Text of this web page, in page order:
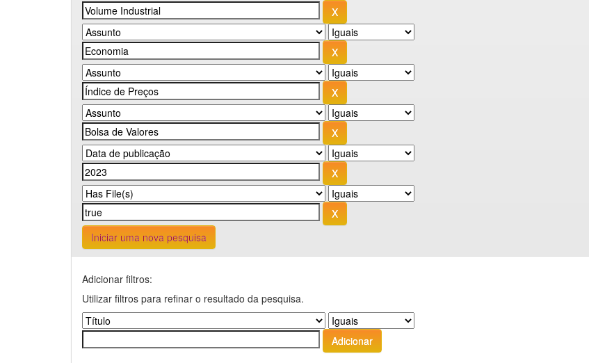
Iniciar uma nova pesquisa
Adicionar filtros:
Utilizar filtros para refinar o resultado da pesquisa.